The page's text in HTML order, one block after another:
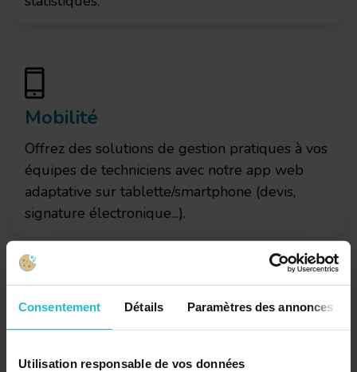
Consentement Détails Paramètres des annonces
Utilisation responsable de vos données
Mobilité
Offrez des solutions de gestion pratiques à vos
équipes de techniciens avec notre app web
adaptative sur tablette/smartphone (devis,
signature électronique...).
Portail client
Garantissez une gestion du temps des